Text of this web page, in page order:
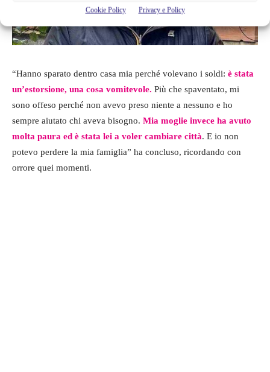
Cookie Policy Privacy e Policy
“Hanno sparato dentro casa mia perché volevano i soldi: è stata
un’estorsione, una cosa vomitevole. Più che spaventato, mi
sono offeso perché non avevo preso niente a nessuno e ho
sempre aiutato chi aveva bisogno. Mia moglie invece ha avuto
molta paura ed è stata lei a voler cambiare città. E io non
potevo perdere la mia famiglia” ha concluso, ricordando con
orrore quei momenti.